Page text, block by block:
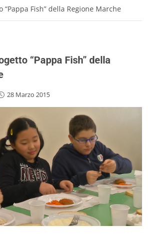
“Pappa Fish” della Regione Marche
“Pappa Fish” della
28 Marzo 2015